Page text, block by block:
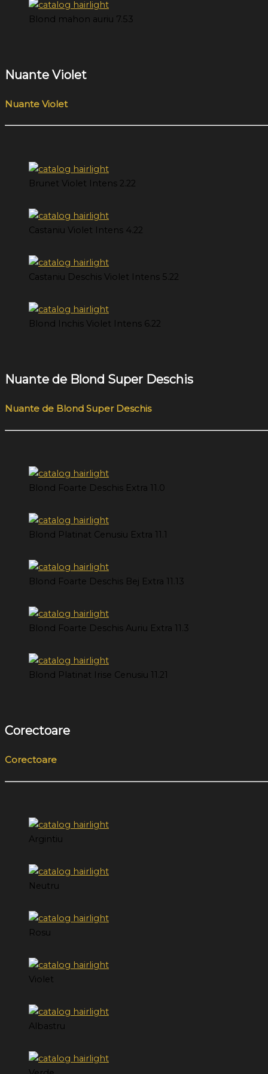
Blond mahon auriu 7.53
Nuante Violet
Nuante Violet
Brunet Violet Intens 2.22
Castaniu Violet Intens 4.22
Castaniu Deschis Violet Intens 5.22
Blond Inchis Violet Intens 6.22
Nuante de Blond Super Deschis
Nuante de Blond Super Deschis
Blond Foarte Deschis Extra 11.0
Blond Platinat Cenusiu Extra 11.1
Blond Foarte Deschis Bej Extra 11.13
Blond Foarte Deschis Auriu Extra 11.3
Blond Platinat Irise Cenusiu 11.21
Corectoare
Corectoare
Argintiu
Neutru
Rosu
Violet
Albastru